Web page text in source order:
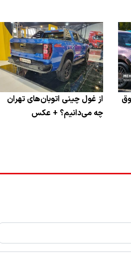
از غول چینی اتوبان‌های تهران
چه می‌دانیم؟ + عکس